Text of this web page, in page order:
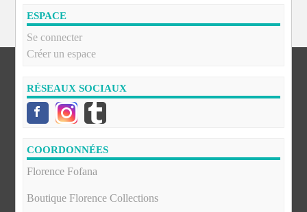
ESPACE
Se connecter
Créer un espace
RÉSEAUX SOCIAUX
COORDONNÉES
Florence Fofana
Boutique Florence Collections